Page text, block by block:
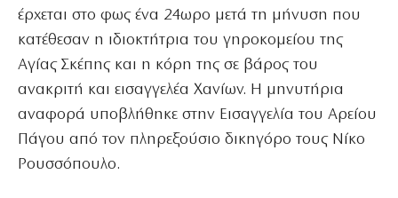
έρχεται στο φως ένα 24ωρο μετά τη μήνυση που
κατέθεσαν η ιδιοκτήτρια του γηροκομείου της
Αγίας Σκέπης και η κόρη της σε βάρος του
ανακριτή και εισαγγελέα Χανίων. Η μηνυτήρια
αναφορά υποβλήθηκε στην Εισαγγελία του Αρείου
Πάγου από τον πληρεξούσιο δικηγόρο τους Νίκο
Ρουσσόπουλο.